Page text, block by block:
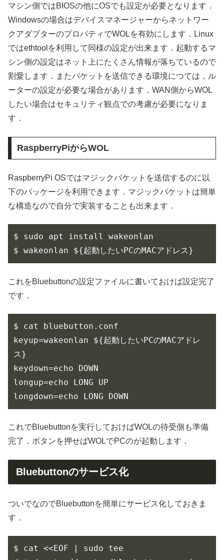
マシン側ではBIOSの他にOSでも設定が必要となります．
Windowsの場合はデバイスマネージャーからネットワー
クアダブターのプロパティでWOLを有効にします．Linux
ではethtoolを利用して同様の設定が出来ます．起動するマ
シン側の設定はネット上にたくさん情報が落ちているので
割愛します．またパケットを送信できる環境につては，ル
ーターの設定が必要な場合があります．WAN側からWOL
したい場合はセキュリティ観点での考慮が必要になりま
す．
RaspberryPiからWOL
RaspberryPi OSではマジックパケットを送信するのに以
下のパッケージを利用できます．マジックパケットは簡単
な構造なので自分で実装することも出来ます．
$ sudo apt install wakeonlan
$ wakeonlan ${起動したいPCのMACアドレス}
これをBluebuttonの設定ファイルに書いておけば設定完了
です．
$ cat bluebutton.conf
keyup=wakeonlan ${起動したいPCのMACアドレ
ス}
keydown=echo DOWN
longup=echo LONG UP
longdown=echo LONG DOWN
これでBluebuttonを実行しておけばWOLの待受側も準備
完了．ボタンを押せばWOLでPCのが起動します．
Bluebuttonのサービス化
ついでなのでBluebuttonを簡単にサービス化しておきま
す．
$ cat <<EOF | sudo tee